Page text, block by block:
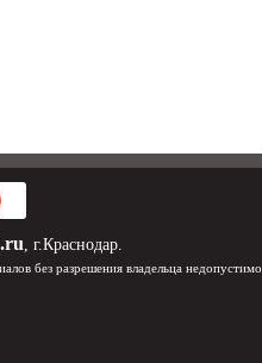
, г.Краснодар.
без разрешения владельца недопустимо.